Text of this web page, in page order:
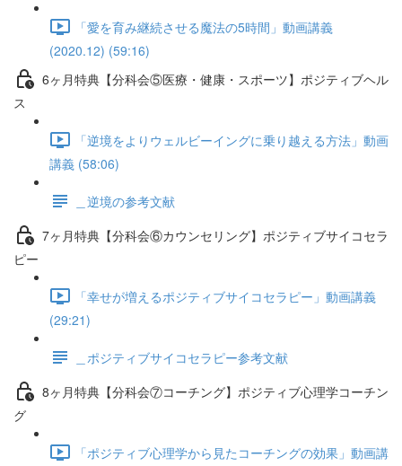
「愛を育み継続させる魔法の5時間」動画講義
(2020.12) (59:16)
6ヶ月特典【分科会⑤医療・健康・スポーツ】ポジティブヘル
ス
「逆境をよりウェルビーイングに乗り越える方法」動画
講義 (58:06)
＿逆境の参考文献
7ヶ月特典【分科会⑥カウンセリング】ポジティブサイコセラ
ピー
「幸せが増えるポジティブサイコセラピー」動画講義
(29:21)
＿ポジティブサイコセラピー参考文献
8ヶ月特典【分科会⑦コーチング】ポジティブ心理学コーチン
グ
「ポジティブ心理学から見たコーチングの効果」動画講